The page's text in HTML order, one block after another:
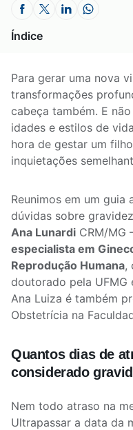
Índice
Para gerar uma nova
transformações
cabeça também. E
idades e estilos de
hora de gestar um
inquietações
Reunimos em um guia
dúvidas sobre
Ana Lunardi CRM/MG
especialista em
Reprodução Humana,
doutorado pela UFMG
Ana Luiza é também
Obstetrícia na
Quantos dias de
considerado
Nem todo atraso na
Ultrapassar a data da